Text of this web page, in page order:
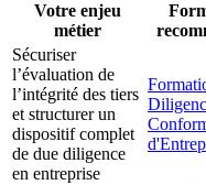
Votre enjeu
métier
Sécuriser
l’évaluation de
l’intégrité des tiers
et structurer un
dispositif complet
de due diligence
en entreprise